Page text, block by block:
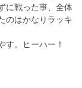
に戦った事、全体
のはかなりラッキ